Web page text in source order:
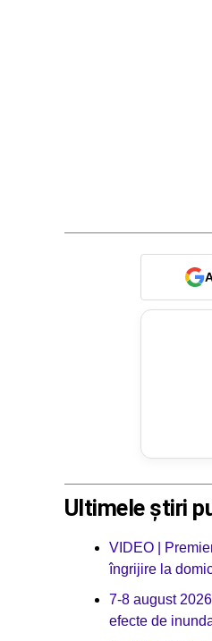
Ultimele știri
VIDEO |
îngrijire la
7-8 august
efecte de